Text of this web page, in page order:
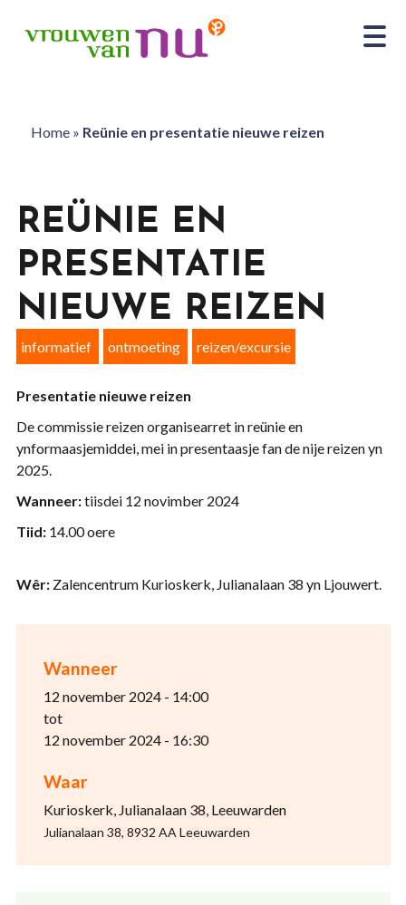
Home» Reünie en presentatie nieuwe reizen
Wanneer
12 november 2024 - 14:00
tot
12 november 2024 - 16:30
Waar
Kurioskerk, Julianalaan 38, Leeuwarden
Julianalaan 38, 8932 AA Leeuwarden
REÜNIE EN
PRESENTATIE
NIEUWE REIZEN
informatief ontmoeting reizen/excursie
Presentatie nieuwe reizen
De commissie reizen organisearret in reünie en
ynformaasjemiddei, mei in presentaasje fan de nije reizen yn
2025.
Wanneer:tiisdei 12 novimber 2024
Tiid: 14.00 oere
Wêr: Zalencentrum Kurioskerk, Julianalaan 38 yn Ljouwert.